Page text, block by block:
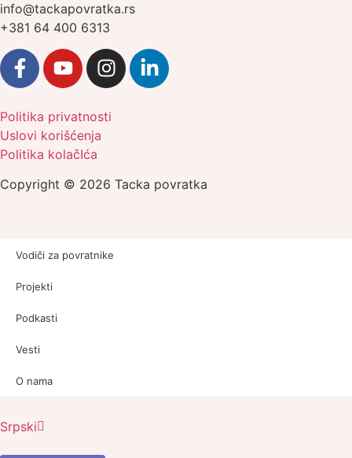
info@tackapovratka.rs
+381 64 400 6313
Politika privatnosti
Uslovi korišćenja
Politika kolačIća
Copyright © 2026 Tacka povratka
Vodiči za povratnike
Projekti
Podkasti
Vesti
O nama
Srpski
Српски